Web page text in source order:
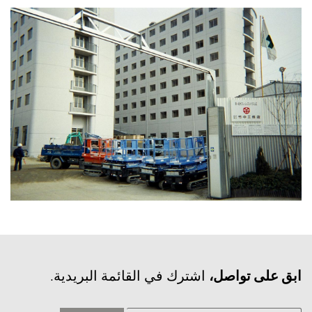
‫ابق على تواصل، اشترك في القائمة البريدية.